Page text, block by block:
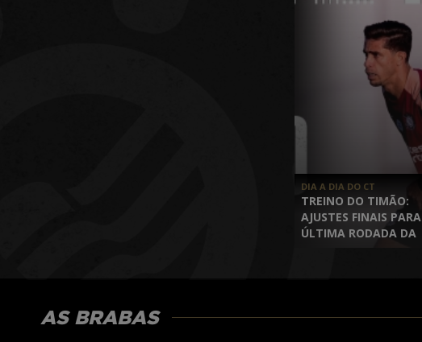
DIA A DIA DO CT
TREINO DO TIMÃO:
AJUSTES FINAIS PARA
ÚLTIMA RODADA DA
AS BRABAS